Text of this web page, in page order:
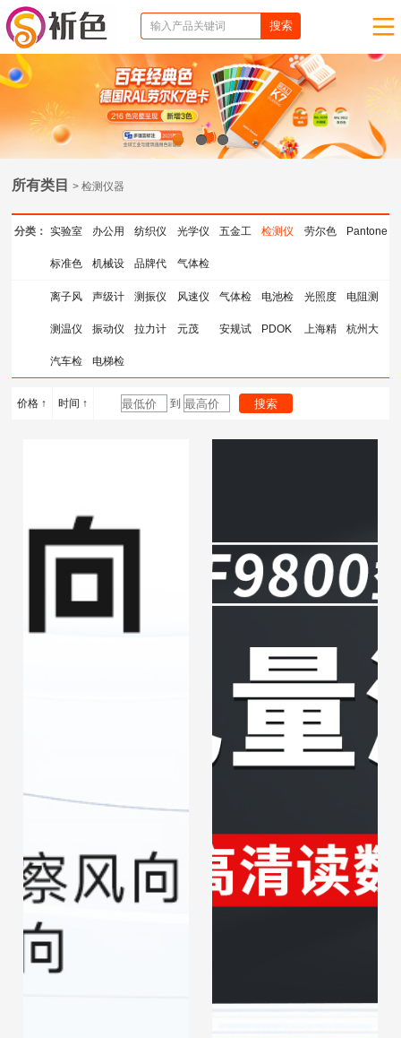
2 3
所有类目> 检测仪器
分类： 实验室
仪器
办公用
品
纺织仪
器
光学仪
器
五金工 检测仪 劳尔色 Pantone
标准色
卡
机械设
备
品牌代
理
气体检
测仪器
离子风
机
声级计 测振仪 风速仪 气体检
测仪
电池检
测仪
光照度
计
电阻测
试仪
测温仪 振动仪 拉力计 元茂 安规试 PDOK 上海精 杭州大
汽车检 电梯检
测仪器
价格 ↑ 时间 ↑ 到